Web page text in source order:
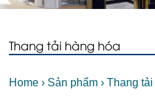
Thang tải hàng hóa
Home › Sản phẩm › Thang